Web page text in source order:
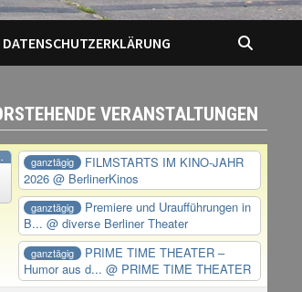
DATENSCHUTZERKLÄRUNG
VERANSTALTUNGEN
ganztägig
FILMSTARTS IM KINO-JAHR
2026@ BerlinerKinos
ganztägig
Premiere und Uraufführungen in
B...@ diverse Berliner Theater
ganztägig
PRIME TIME THEATER –
Humor aus d...@ PRIME TIME THEATER